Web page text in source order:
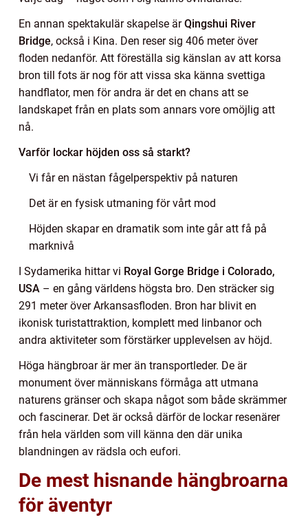
En annan spektakulär skapelse ärQingshui River
Bridge, också i Kina. Den reser sig 406 meter över
floden nedanför. Att föreställa sig känslan av att korsa
bron till fots är nog för att vissa ska känna svettiga
handflator, men för andra är det en chans att se
landskapet från en plats som annars vore omöjlig att
nå.
Varför lockar höjden oss så starkt?
Vi får en nästan fågelperspektiv på naturen
Det är en fysisk utmaning för vårt mod
Höjden skapar en dramatik som inte går att få på
marknivå
I Sydamerika hittar vi Royal Gorge Bridge i Colorado,
USA – en gång världens högsta bro. Den sträcker sig
291 meter över Arkansasfloden. Bron har blivit en
ikonisk turistattraktion, komplett med linbanor och
andra aktiviteter som förstärker upplevelsen av höjd.
Höga hängbroar är mer än transportleder. De är
monument över människans förmåga att utmana
naturens gränser och skapa något som både skrämmer
och fascinerar. Det är också därför de lockar resenärer
från hela världen som vill känna den där unika
blandningen av rädsla och eufori.
De mest hisnande hängbroarna
för äventyr